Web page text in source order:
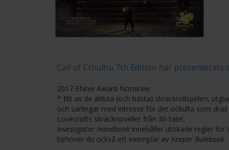
Call of Cthulhu 7th Edition har presenterats
2017 ENnie Award Nominee
* Ett av de äldsta (och bästa) skräckrollspelen,
och särlingar med intresse för det ockulta som
Lovecrafts skräcknoveller från 30-talet.
Investigator Handbook innehåller utökade regler
behöver du också ett exemplar av Keeper Rulebook.